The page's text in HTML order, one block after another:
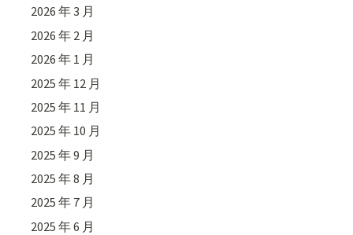
2026 年 3 月
2026 年 2 月
2026 年 1 月
2025 年 12 月
2025 年 11 月
2025 年 10 月
2025 年 9 月
2025 年 8 月
2025 年 7 月
2025 年 6 月